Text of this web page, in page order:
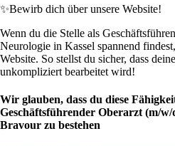
✨Bewirb dich über unsere Website!
Wenn du die Stelle als
Neurologie in Kassel spannend
Website. So stellst du sicher, dass
unkompliziert bearbeitet wird!
Wir glauben, dass du diese
Geschäftsführender Oberarzt (m/
Bravour zu bestehen